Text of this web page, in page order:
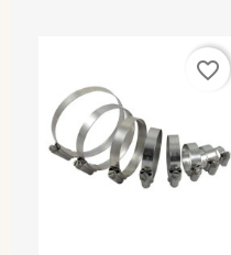
favorite_border